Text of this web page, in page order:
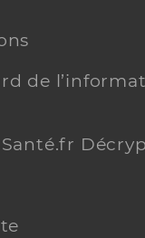
de